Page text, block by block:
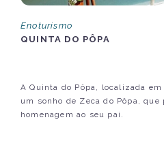
Enoturismo
QUINTA DO PÔPA
A Quinta do Pôpa, localizada
um sonho de Zeca do Pôpa,
homenagem ao seu pai.